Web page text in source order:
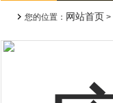
您的位置： 网站首页 >